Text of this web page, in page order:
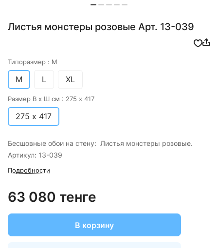
Листья монстеры розовые Арт. 13-039
Типоразмер : M
M L XL
Размер В х Ш см : 275 х 417
275 х 417
Бесшовные обои на стену: Листья монстеры розовые.
Артикул: 13-039
Подробности
63 080 тенге
В корзину